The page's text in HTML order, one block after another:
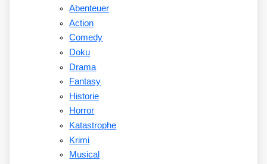
Abenteuer
Action
Comedy
Doku
Drama
Fantasy
Historie
Horror
Katastrophe
Krimi
Musical